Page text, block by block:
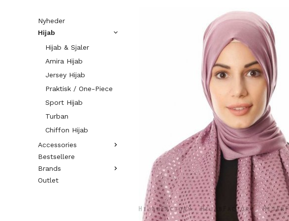
Nyheder
Hijab
Hijab & Sjaler
Amira Hijab
Jersey Hijab
Praktisk / One-Piece
Sport Hijab
Turban
Chiffon Hijab
Accessories
Bestsellere
Brands
Outlet